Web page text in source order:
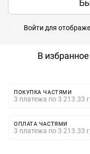
Войти для
В избранное
ПОКУПКА ЧАСТЯМИ
3 платежа по 3 213.33
ОПЛАТА ЧАСТЯМИ
3 платежа по 3 213.33